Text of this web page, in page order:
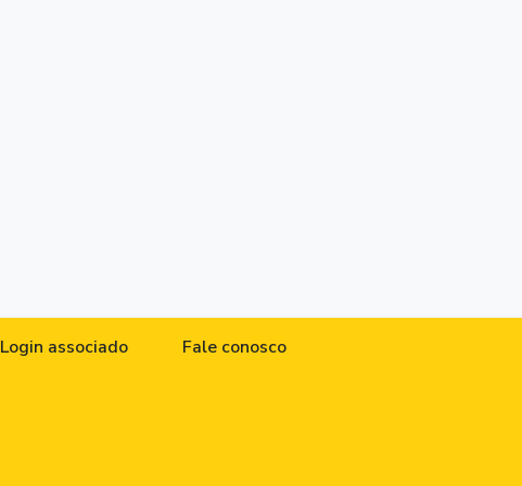
Login associado Fale conosco